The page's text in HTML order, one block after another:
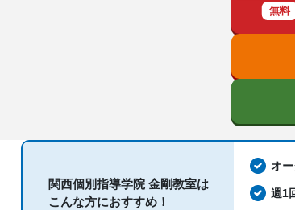
国語、現代文、古典（古文・
歴史総合、政治経済、地理、英
無料
関西個別指導学院 金剛教室は
こんな方におすすめ！
オ
週1